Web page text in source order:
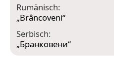
Rumänisch:
„Brâncoveni“
Serbisch:
„Бранковени“